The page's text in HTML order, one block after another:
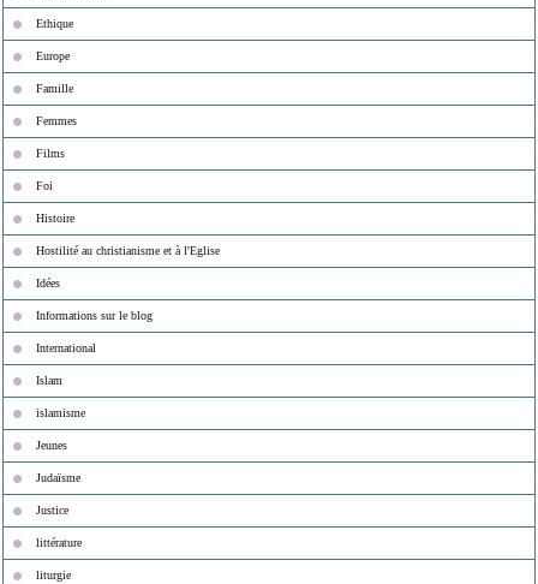
Ethique
Europe
Famille
Femmes
Films
Foi
Histoire
Hostilité au christianisme et à l'Eglise
Idées
Informations sur le blog
International
Islam
islamisme
Jeunes
Judaïsme
Justice
littérature
liturgie